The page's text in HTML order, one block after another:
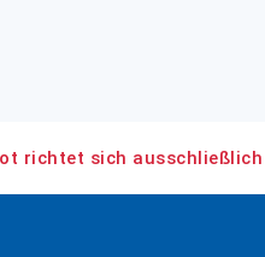
richtet sich